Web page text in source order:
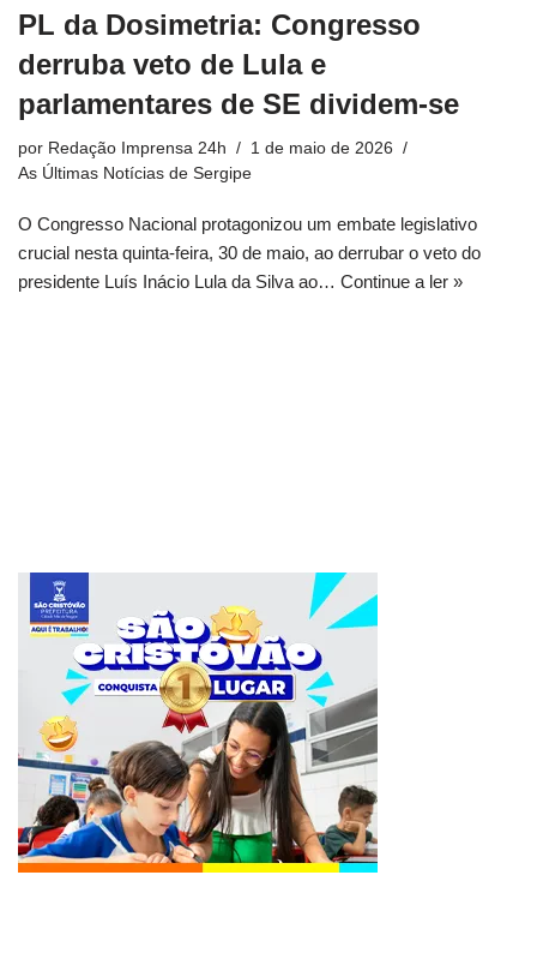
PL da Dosimetria: Congresso
derruba veto de Lula e
parlamentares de SE dividem-se
por Redação Imprensa 24h
1 de maio de 2026
As Últimas Notícias de Sergipe
O Congresso Nacional protagonizou um embate legislativo
crucial nesta quinta-feira, 30 de maio, ao derrubar o veto do
presidente Luís Inácio Lula da Silva ao… Continue a ler »